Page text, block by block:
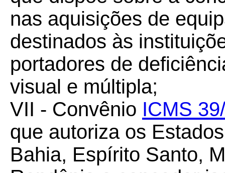
nas aquisições de
destinados às
portadores de
visual e múltipla;
VII - Convênio ICMS
que autoriza os
Bahia, Espírito Santo,